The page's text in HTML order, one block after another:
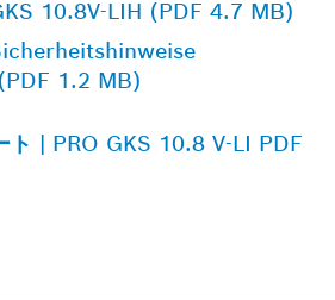
10.8V-LIH (PDF 4.7 MB)
1.2 MB)
ト | PRO GKS 10.8 V-LI PDF